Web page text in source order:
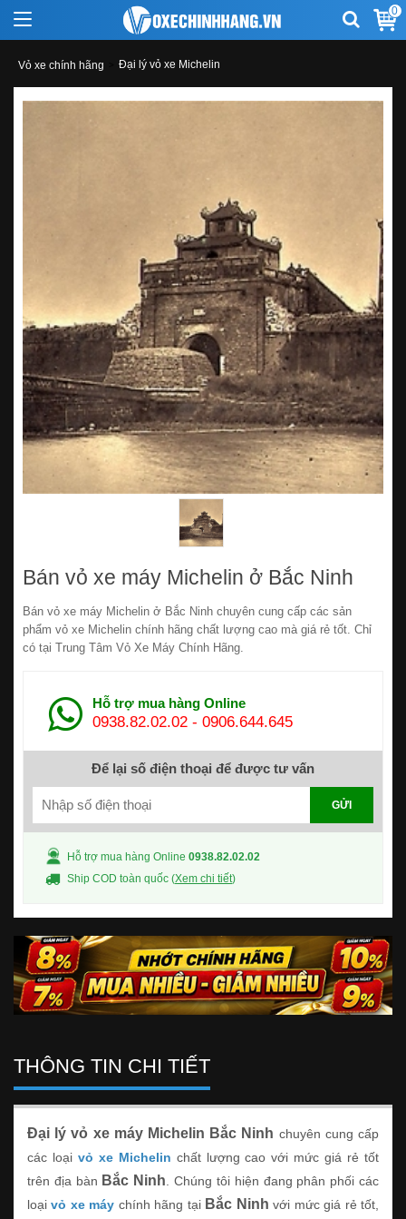
0
Vỏ xe chính hãng Đại lý vỏ xe Michelin
Bán vỏ xe máy Michelin ở Bắc Ninh
Bán vỏ xe máy Michelin ở Bắc Ninh chuyên cung cấp các sản
phẩm vỏ xe Michelin chính hãng chất lượng cao mà giá rẻ tốt. Chỉ
có tại Trung Tâm Vỏ Xe Máy Chính Hãng.
Hỗ trợ mua hàng Online
0938.82.02.02 - 0906.644.645
Để lại số điện thoại để được tư vấn
GỬI
Hỗ trợ mua hàng Online 0938.82.02.02
Ship COD toàn quốc (Xem chi tiết)
THÔNG TIN CHI TIẾT
Đại lý vỏ xe máy Michelin Bắc Ninh chuyên cung cấp
các loại vỏ xe Michelin chất lượng cao với mức giá rẻ tốt
trên địa bàn Bắc Ninh . Chúng tôi hiện đang phân phối các
loạivỏ xe máy chính hãng tại Bắc Ninh với mức giá rẻ tốt,